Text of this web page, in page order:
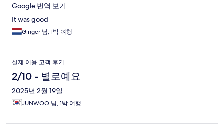
기
Google 번역 보기
It was good
Ginger 님, 1박 여행
실제 이용 고객 후기
2/10 - 별로예요
2025년 2월 19일
JUNWOO 님, 1박 여행